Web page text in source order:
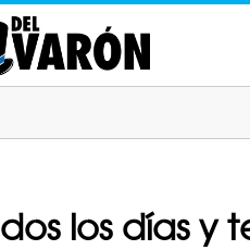
los días